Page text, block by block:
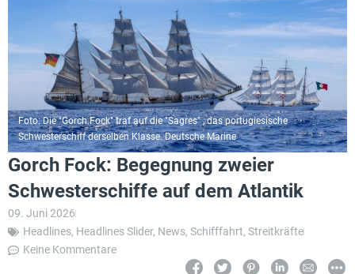
Foto: Die "Gorch Fock" traf auf die "Sagres" , das portugiesische
Schwesterschiff derselben Klasse. Deutsche Marine
Gorch Fock: Begegnung zweier
Schwesterschiffe auf dem Atlantik
09. Juni 2026
Headlines, Headlines Slider, News, Schifffahrt, Streitkräfte
Keine Kommentare